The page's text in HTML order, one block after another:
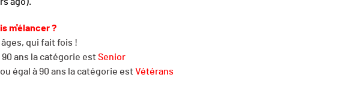
ago).
m'élancer ?
qui fait fois !
ans la catégorie estSenior
égal à 90 ans la catégorie estVétérans